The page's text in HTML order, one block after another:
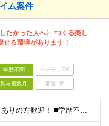
ム案件
たかった人へ〉 つくる楽し
せる環境があります！
学歴不問 ベテランOK
賞与複数月 面接1回
◎第二新卒、ブランクありの方歓迎！ ■学歴不問 ■何らかの開発経験またはプログラミングや保守・運用のご経験 ※言語や経験年数は不問 ＜こんな方にピッタリです＞ □ 上流のスキルを身につけたい □ 再